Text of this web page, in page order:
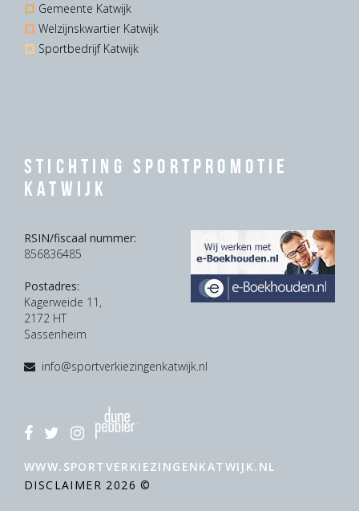
Gemeente Katwijk
Welzijnskwartier Katwijk
Sportbedrijf Katwijk
Stichting Sportpromotie
Katwijk
RSIN/fiscaal nummer:
856836485
Postadres:
Kagerweide 11,
2172 HT
Sassenheim
info@sportverkiezingenkatwijk.nl
WWW.SPORTVERKIEZINGENKATWIJK.NL
DISCLAIMER 2026 ©